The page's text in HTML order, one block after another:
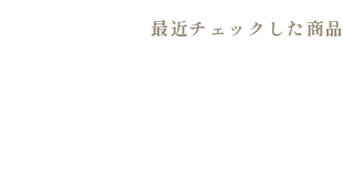
最近チェックした商品